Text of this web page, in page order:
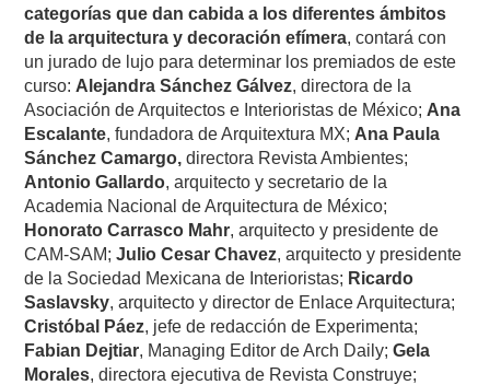
categorías que dan cabida a los diferentes ámbitos
de la arquitectura y decoración efímera, contará con
un jurado de lujo para determinar los premiados de este
curso: Alejandra Sánchez Gálvez, directora de la
Asociación de Arquitectos e Interioristas de México; Ana
Escalante, fundadora de Arquitextura MX; Ana Paula
Sánchez Camargo, directora Revista Ambientes;
Antonio Gallardo, arquitecto y secretario de la
Academia Nacional de Arquitectura de México;
Honorato Carrasco Mahr, arquitecto y presidente de
CAM-SAM;Julio Cesar Chavez, arquitecto y presidente
de la Sociedad Mexicana de Interioristas; Ricardo
Saslavsky, arquitecto y director de Enlace Arquitectura;
Cristóbal Páez, jefe de redacción de Experimenta;
Fabian Dejtiar, Managing Editor de Arch Daily;Gela
Morales, directora ejecutiva de Revista Construye;